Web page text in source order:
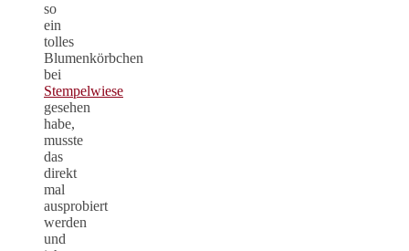
so
ein
tolles
Blumenkörbchen
bei
Stempelwiese
gesehen
habe,
musste
das
direkt
mal
ausprobiert
werden
und